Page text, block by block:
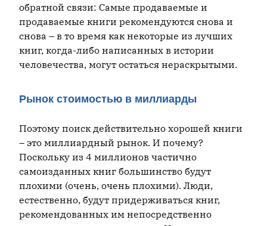
обратной связи: Самые продаваемые и
продаваемые книги рекомендуются снова и
снова – в то время как некоторые из лучших
книг, когда-либо написанных в истории
человечества, могут остаться нераскрытыми.
Рынок стоимостью в миллиарды
Поэтому поиск действительно хорошей книги
– это миллиардный рынок. И почему?
Поскольку из 4 миллионов частично
самоизданных книг большинство будут
плохими (очень, очень плохими). Люди,
естественно, будут придерживаться книг,
рекомендованных им непосредственно